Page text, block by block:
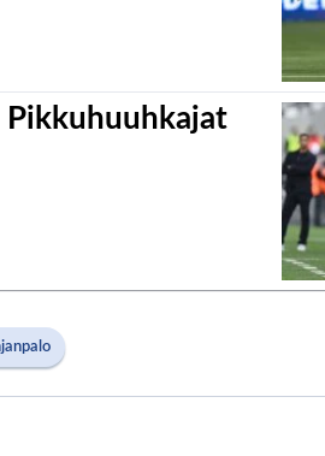
Pikkuhuuhkajat